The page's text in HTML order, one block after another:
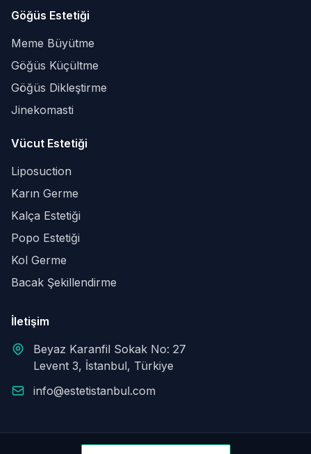
Göğüs Estetiği
Meme Büyütme
Göğüs Küçültme
Göğüs Dikleştirme
Jinekomasti
Vücut Estetiği
Liposuction
Karın Germe
Kalça Estetiği
Popo Estetiği
Kol Germe
Bacak Şekillendirme
İletişim
Beyaz Karanfil Sokak No: 27
Levent 3, İstanbul, Türkiye
info@estetistanbul.com